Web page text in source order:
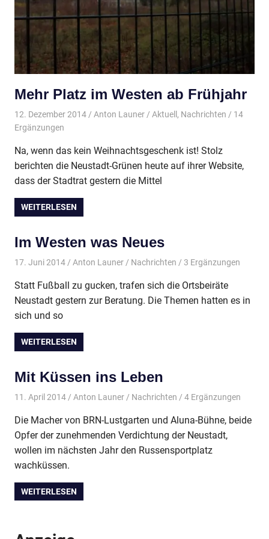
Mehr Platz im Westen ab Frühjahr
12. Dezember 2014 Anton Launer Aktuell , Nachrichten / 14
Ergänzungen
Na, wenn das kein Weihnachtsgeschenk ist! Stolz
berichten die Neustadt-Grünen heute auf ihrer Website,
dass der Stadtrat gestern die Mittel
WEITERLESEN
Im Westen was Neues
17. Juni 2014 Anton Launer Nachrichten / 3 Ergänzungen
Statt Fußball zu gucken, trafen sich die Ortsbeiräte
Neustadt gestern zur Beratung. Die Themen hatten es in
sich und so
WEITERLESEN
Mit Küssen ins Leben
11. April 2014 Anton Launer Nachrichten / 4 Ergänzungen
Die Macher von BRN-Lustgarten und Aluna-Bühne, beide
Opfer der zunehmenden Verdichtung der Neustadt,
wollen im nächsten Jahr den Russensportplatz
wachküssen.
WEITERLESEN